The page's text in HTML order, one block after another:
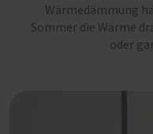
Wärmedämmung
Sommer die Wärme
oder